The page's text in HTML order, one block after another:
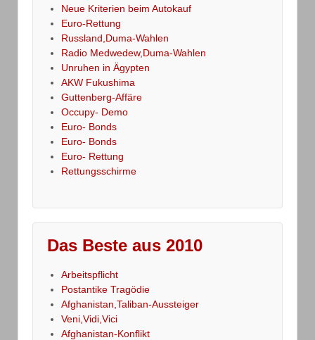
Neue Kriterien beim Autokauf
Euro-Rettung
Russland,Duma-Wahlen
Radio Medwedew,Duma-Wahlen
Unruhen in Ägypten
AKW Fukushima
Guttenberg-Affäre
Occupy- Demo
Euro- Bonds
Euro- Bonds
Euro- Rettung
Rettungsschirme
Das Beste aus 2010
Arbeitspflicht
Postantike Tragödie
Afghanistan,Taliban-Aussteiger
Veni,Vidi,Vici
Afghanistan-Konflikt